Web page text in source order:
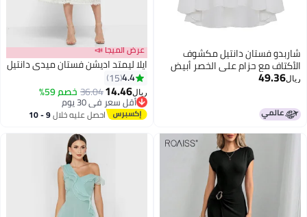
شاربدو فستان دانتيل مكشوف
الأكتاف مع حزام على الخصر أبيض
ريال49.36
عرض الميجا 📣
ايلا ليمتد اديشن فستان ميدي دانتيل
4.4
15
ريال14.46
36.04خصم 59%
أقل سعر في 30 يوم
أقل سعر في 30 يوماحصل عليه خلال 9 - 10